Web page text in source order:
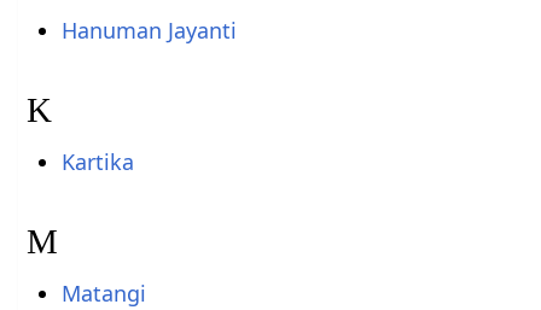
Hanuman Jayanti
K
Kartika
M
Matangi